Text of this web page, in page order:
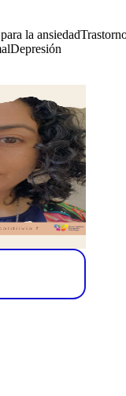
la ansiedad
Depresión